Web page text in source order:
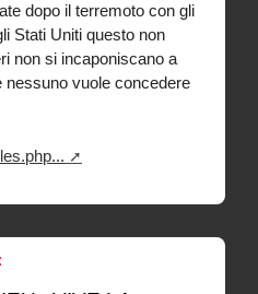
dopo il terremoto con gli
Stati Uniti questo non
non si incaponiscano a
nessuno vuole concedere